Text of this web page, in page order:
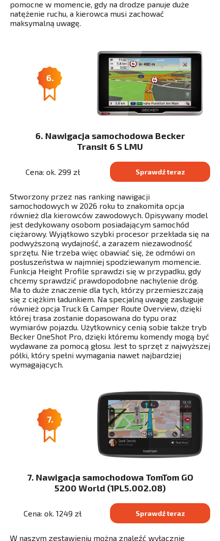
pomocne w momencie, gdy na drodze panuje duże
natężenie ruchu, a kierowca musi zachować
maksymalną uwagę.
6.
6. Nawigacja samochodowa Becker
Transit 6 S LMU
Cena: ok. 299 zł Sprawdź teraz
Stworzony przez nas ranking nawigacji
samochodowych w 2026 roku to znakomita opcja
również dla kierowców zawodowych. Opisywany model
jest dedykowany osobom posiadającym samochód
ciężarowy. Wyjątkowo szybki procesor przekłada się na
podwyższoną wydajność, a zarazem niezawodność
sprzętu. Nie trzeba więc obawiać się, że odmówi on
posłuszeństwa w najmniej spodziewanym momencie.
Funkcja Height Profile sprawdzi się w przypadku, gdy
chcemy sprawdzić prawdopodobne nachylenie dróg.
Ma to duże znaczenie dla tych, którzy przemieszczają
się z ciężkim ładunkiem. Na specjalną uwagę zasługuje
również opcja Truck & Camper Route Overview, dzięki
której trasa zostanie dopasowana do typu oraz
wymiarów pojazdu. Użytkownicy cenią sobie także tryb
Becker OneShot Pro, dzięki któremu komendy mogą być
wydawane za pomocą głosu. Jest to sprzęt z najwyższej
półki, który spełni wymagania nawet najbardziej
wymagających.
7.
7. Nawigacja samochodowa TomTom GO
5200 World (1PL5.002.08)
Cena: ok. 1249 zł Sprawdź teraz
W naszym zestawieniu można znaleźć wyłącznie